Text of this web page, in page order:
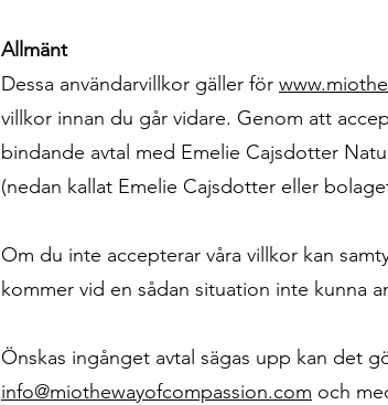
Allmänt
Dessa användarvillkor gäller för
villkor innan du går vidare. Genom att
bindande avtal med Emelie Cajsdotter
(nedan kallat Emelie Cajsdotter eller
Om du inte accepterar våra villkor kan
kommer vid en sådan situation inte kunna
Önskas ingånget avtal sägas upp kan det
info@miothewayofcompassion.com och